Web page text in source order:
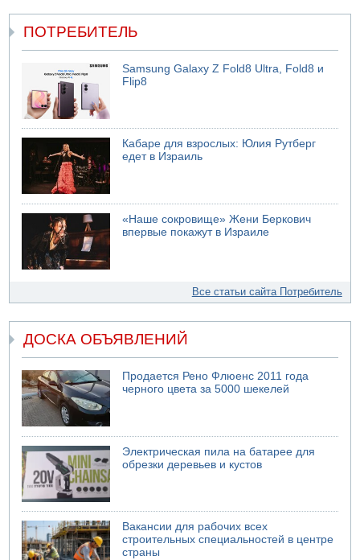
ПОТРЕБИТЕЛЬ
Samsung Galaxy Z Fold8 Ultra, Fold8 и
Flip8
Кабаре для взрослых: Юлия Рутберг
едет в Израиль
«Наше сокровище» Жени Беркович
впервые покажут в Израиле
Все статьи сайта Потребитель
ДОСКА ОБЪЯВЛЕНИЙ
Продается Рено Флюенс 2011 года
черного цвета за 5000 шекелей
Электрическая пила на батарее для
обрезки деревьев и кустов
Вакансии для рабочих всех
строительных специальностей в центре
страны